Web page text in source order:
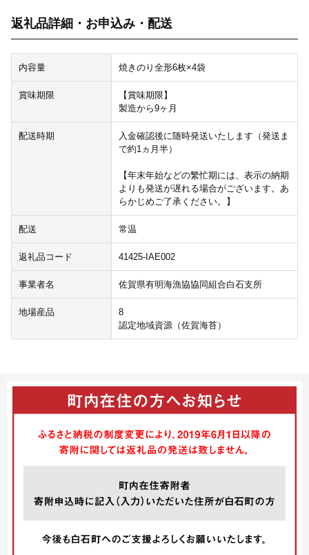
返礼品詳細・お申込み・配送
内容量 焼きのり全形6枚×4袋
賞味期限
【賞味期限】
製造から9ヶ月
配送時期
入金確認後に随時発送いたします（発送ま
で約1ヵ月半）
【年末年始などの繁忙期には、表示の納期
よりも発送が遅れる場合がございます。あ
らかじめご了承ください。】
配送 常温
返礼品コード 41425-IAE002
事業者名 佐賀県有明海漁協協同組合白石支所
地場産品
8
認定地域資源（佐賀海苔）